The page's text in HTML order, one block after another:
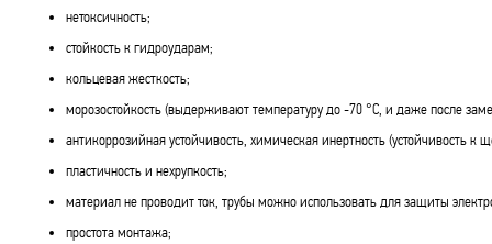
нетоксичность;
стойкость к гидроударам;
кольцевая жесткость;
морозостойкость (выдерживают температуру до -70 °С, и даже после
антикоррозийная устойчивость, химическая инертность
пластичность и нехрупкость;
материал не проводит ток, трубы можно использовать для защиты
простота монтажа;